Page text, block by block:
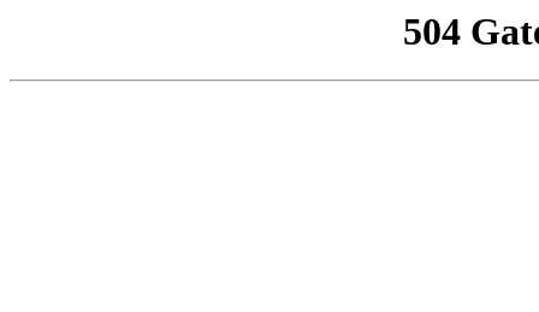
504